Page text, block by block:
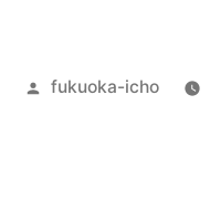
投
fukuoka-icho